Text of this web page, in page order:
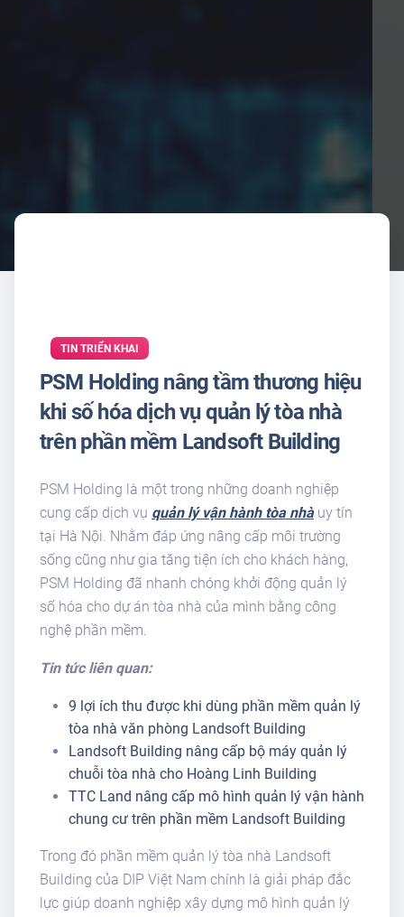
TIN TRIỂN KHAI
PSM Holding nâng tầm thương hiệu
khi số hóa dịch vụ quản lý tòa nhà
trên phần mềm Landsoft Building
PSM Holding là một trong những doanh nghiệp
cung cấp dịch vụ quản lý vận hành tòa nhàuy tín
tại Hà Nội. Nhằm đáp ứng nâng cấp môi trường
sống cũng như gia tăng tiện ích cho khách hàng,
PSM Holding đã nhanh chóng khởi động quản lý
số hóa cho dự án tòa nhà của mình bằng công
nghệ phần mềm.
Tin tức liên quan:
9 lợi ích thu được khi dùng phần mềm quản lý
tòa nhà văn phòng Landsoft Building
Landsoft Building nâng cấp bộ máy quản lý
chuỗi tòa nhà cho Hoàng Linh Building
TTC Land nâng cấp mô hình quản lý vận hành
chung cư trên phần mềm Landsoft Building
Trong đó phần mềm quản lý tòa nhà Landsoft
Building của DIP Việt Nam chính là giải pháp đắc
lực giúp doanh nghiệp xây dựng mô hình quản lý